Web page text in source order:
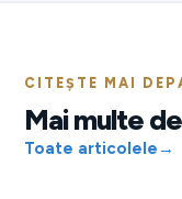
CITEȘTE MAI
Mai multe
Toate articolele →